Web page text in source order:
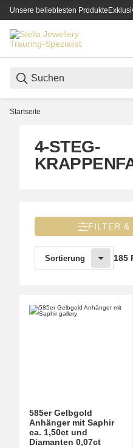
Unsere beliebtesten Produkte
Startseite
4-STEG-
FILTER &
Sortierung 185
585er Gelbgold
Anhänger mit Saphir
ca. 1,50ct und
Diamanten 0,07ct